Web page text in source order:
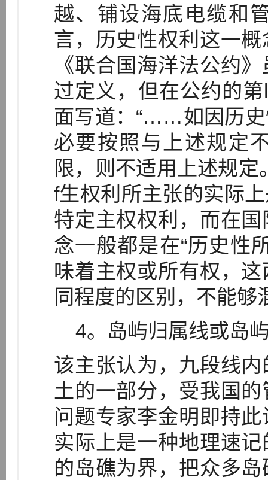
越、铺设海底电缆和
言，历史性权利这一
《联合国海洋法公约
过定义，但在公约的
面写道：“……如因历史
必要按照与上述规定
限，则不适用上述规定
f生权利所主张的实际
特定主权权利，而在
念一般都是在“历史性
味着主权或所有权，
同程度的区别，不能够
4。岛屿归属线或岛
该主张认为，九段线
土的一部分，受我国
问题专家李金明即持
实际上是一种地理速
的岛礁为界，把众多